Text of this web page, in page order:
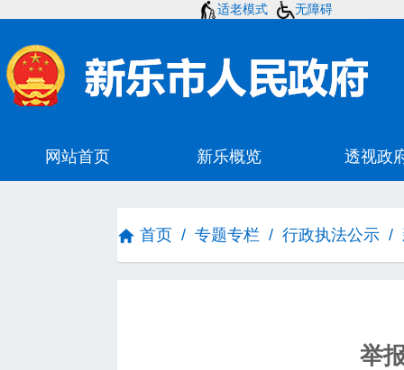
适老模式 无障碍
首页 / 专题专栏 / 行政执法公示 /
举